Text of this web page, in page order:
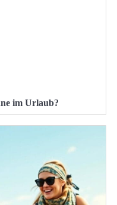
im Urlaub?